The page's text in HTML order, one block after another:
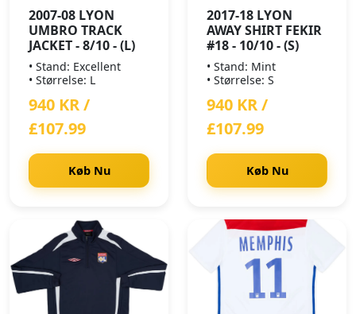
2007-08 LYON
UMBRO TRACK
JACKET - 8/10 - (L)
• Stand: Excellent
• Størrelse: L
940 KR /
£107.99
Køb Nu
2017-18 LYON
AWAY SHIRT FEKIR
#18 - 10/10 - (S)
• Stand: Mint
• Størrelse: S
940 KR /
£107.99
Køb Nu